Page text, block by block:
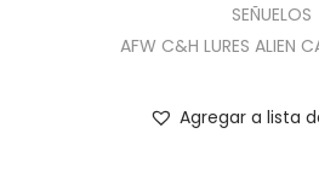
SEÑUELOS
AFW C&H LURES ALIEN
Agregar a lista